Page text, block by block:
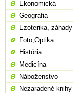
Ekonomická
Geografia
Ezoterika, záhady
Foto,Optika
História
Medicína
Náboženstvo
Nezaradené knihy